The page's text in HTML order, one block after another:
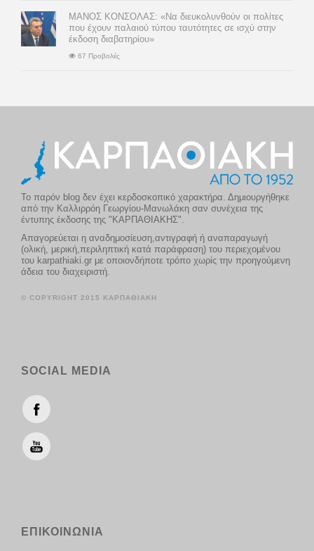
ΜΑΝΟΣ ΚΟΝΣΟΛΑΣ: «Να διευκολυνθούν οι πολίτες
που έχουν παλαιού τύπου ταυτότητες σε ισχύ στην
έκδοση διαβατηρίου»
67 Προβολές
Το παρόν blog δεν έχει κερδοσκοπικό χαρακτήρα. Δημιουργήθηκε
από την Καλλιρρόη Γεωργίου-Μανωλάκη σαν συνέχεια της
έντυπης έκδοσης της "ΚΑΡΠΑΘΙΑΚΗΣ".
Απαγορεύεται η αναδημοσίευση,αντιγραφή ή αναπαραγωγή
(ολική, μερική,περιληπτική κατά παράφραση) του περιεχομένου
του karpathiaki.gr με οποιονδήποτε τρόπο χωρίς την προηγούμενη
άδεια του διαχειριστή.
© COPYRIGHT 2015 ΚΑΡΠΑΘΙΑΚΗ
SOCIAL MEDIA
ΕΠΙΚΟΙΝΩΝΙΑ